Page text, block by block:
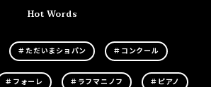
Hot Words
＃ただいまショパン ＃コンクール
＃フォーレ ＃ラフマニノフ ＃ピアノ